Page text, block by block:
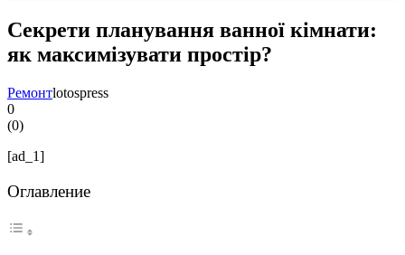
Секрети планування ванної кімнати:
як максимізувати простір?
Ремонтlotospress
0
(0)
[ad_1]
Оглавление